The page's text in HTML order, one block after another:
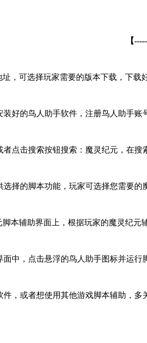
【
，可选择玩家需要的版本下载，下载
好的鸟人助手软件，注册鸟人助手账
点击搜索按钮搜索：魔灵纪元，在搜
择的脚本功能，玩家可选择您需要
本辅助界面上，根据玩家的魔灵纪元
中，点击悬浮的鸟人助手图标并运行
，或者想使用其他游戏脚本辅助，